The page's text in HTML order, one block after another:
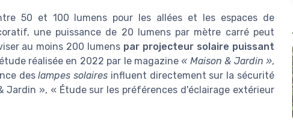
50 et 100 lumens pour les allées et les espaces de
une puissance de 20 lumens par mètre carré peut
au moins 200 lumens par projecteur solaire puissant
réalisée en 2022 par le magazine « Maison & Jardin »,
deslampes solaires influent directement sur la sécurité
Jardin », « Étude sur les préférences d'éclairage extérieur